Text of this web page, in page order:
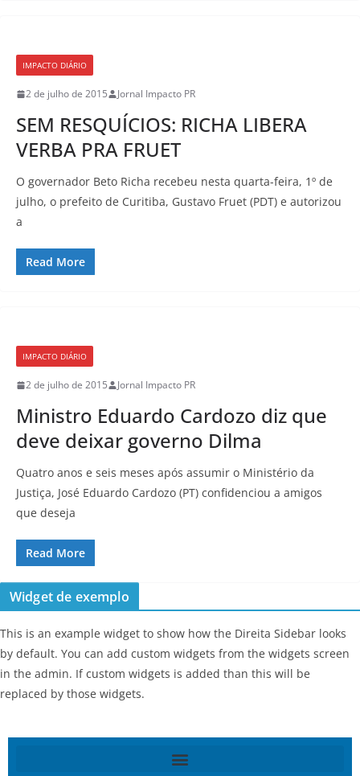
IMPACTO DIÁRIO
2 de julho de 2015 Jornal Impacto PR
SEM RESQUÍCIOS: RICHA LIBERA
VERBA PRA FRUET
O governador Beto Richa recebeu nesta quarta-feira, 1º de
julho, o prefeito de Curitiba, Gustavo Fruet (PDT) e autorizou
a
Read More
IMPACTO DIÁRIO
2 de julho de 2015 Jornal Impacto PR
Ministro Eduardo Cardozo diz que
deve deixar governo Dilma
Quatro anos e seis meses após assumir o Ministério da
Justiça, José Eduardo Cardozo (PT) confidenciou a amigos
que deseja
Read More
Widget de exemplo
This is an example widget to show how the Direita Sidebar looks
by default. You can add custom widgets from the widgets screen
in the admin. If custom widgets is added than this will be
replaced by those widgets.